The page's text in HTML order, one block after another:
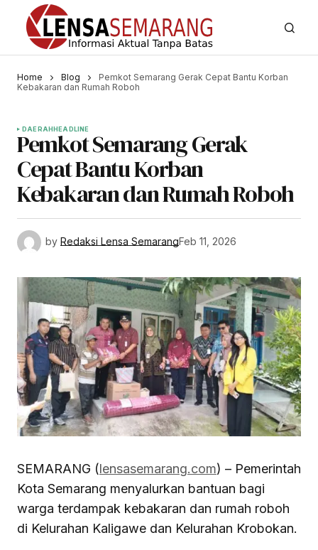
Home Blog
Pemkot Semarang Gerak Cepat Bantu Korban
Kebakaran dan Rumah Roboh
DAERAHHEADLINE
Pemkot Semarang Gerak
Cepat Bantu Korban
Kebakaran dan Rumah Roboh
by Redaksi Lensa SemarangFeb 11, 2026
SEMARANG (lensasemarang.com) – Pemerintah
Kota Semarang menyalurkan bantuan bagi
warga terdampak kebakaran dan rumah roboh
di Kelurahan Kaligawe dan Kelurahan Krobokan.